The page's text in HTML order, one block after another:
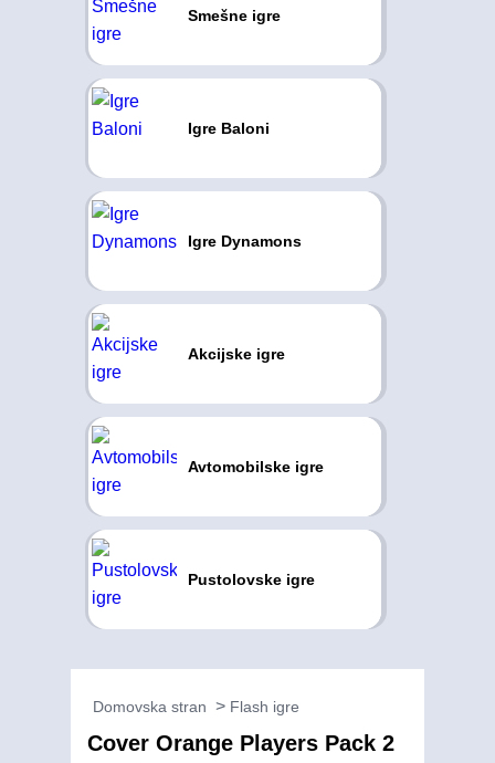
Smešne igre
Igre Baloni
Igre Dynamons
Akcijske igre
Avtomobilske igre
Pustolovske igre
Domovska stran Flash igre
Cover Orange Players Pack 2